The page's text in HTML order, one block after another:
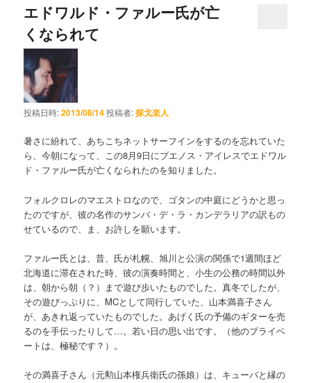
エドワルド・ファルー氏が亡
くなられて
投稿日時:2013/08/14投稿者:探戈楽人
暑さに紛れて、あちこちネットサーフインをするのを忘れていた
ら、今朝になって、この8月9日にブエノス・アイレスでエドワル
ド・ファルー氏が亡くなられたのを知りました。
フォルクロレのマエストロなので、ゴタンの中庭にどうかと思っ
たのですが、彼の名作のサンバ・デ・ラ・カンデラリアの訳もの
せているので、ま、お許しを願います。
ファルー氏とは、昔、氏が札幌、旭川と公演の関係で1週間ほど
北海道に滞在された時、彼の演奏時間と、小生の公務の時間以外
は、朝から朝（？）まで遊び歩いたものでした。真冬でしたが、
その遊びっぷりに、MCとして同行していた、山本満喜子さん
が、あきれ返っていたものでした。あげく氏の予備のギターを売
るのを手伝ったりして…。若い日の思い出です。（他のプライベ
ートは、極秘です？）。
その満喜子さん（元勲山本権兵衛氏の孫娘）は、キューバと縁の